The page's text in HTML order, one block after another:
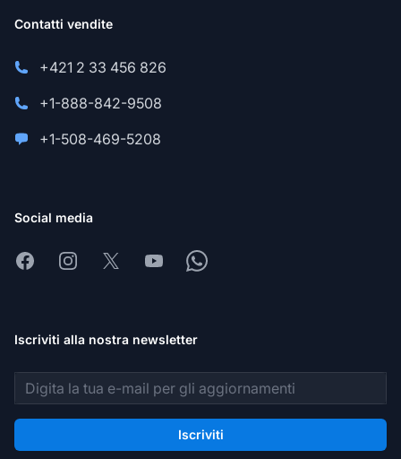
Contatti vendite
+421 2 33 456 826
+1-888-842-9508
+1-508-469-5208
Social media
FacebookInstagram
X YoutubeWhatsapp
Iscriviti alla nostra newsletter
Indirizzo email
Iscriviti